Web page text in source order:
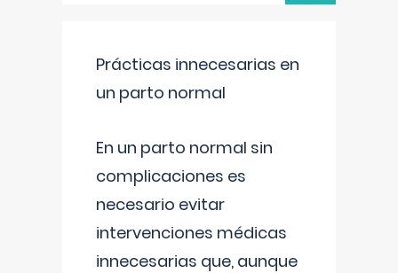
Prácticas innecesarias en
un parto normal
En un parto normal sin
complicaciones es
necesario evitar
intervenciones médicas
innecesarias que, aunque